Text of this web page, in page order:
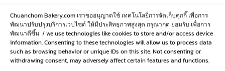
Chuanchom Bakery.com เราขออนุญาตใช้ เทคโนโลยี่การจัดเก็บคุกกี๊ เพื่อการ
พัฒนาปรับปรุงบริการเวปไซด์ ให้มีประสิทธฺภาพสูงสุด กรุณากด ยอมรับ เพื่อการ
พัฒนาดีขึ้น / we use technologies like cookies to store and/or access device
information. Consenting to these technologies will allow us to process data
such as browsing behavior or unique IDs on this site. Not consenting or
withdrawing consent, may adversely affect certain features and functions.
ติดตามข่าวสารได้ที่
chuanchombakery
chuanchombakery
www.chuanchombakery.com